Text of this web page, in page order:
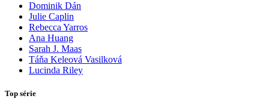
Dominik Dán
Julie Caplin
Rebecca Yarros
Ana Huang
Sarah J. Maas
Táňa Keleová Vasilková
Lucinda Riley
Top série